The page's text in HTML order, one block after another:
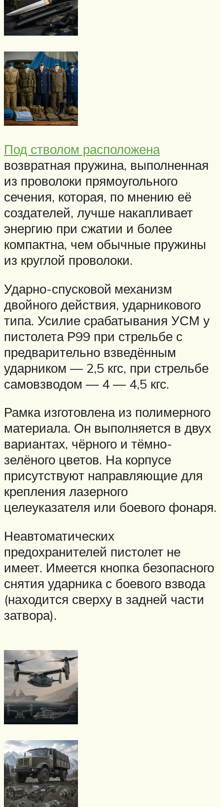
Под стволом расположена
возвратная пружина, выполненная
из проволоки прямоугольного
сечения, которая, по мнению её
создателей, лучше накапливает
энергию при сжатии и более
компактна, чем обычные пружины
из круглой проволоки.
Ударно-спусковой механизм
двойного действия, ударникового
типа. Усилие срабатывания УСМ у
пистолета Р99 при стрельбе с
предварительно взведённым
ударником — 2,5 кгс, при стрельбе
самовзводом — 4 — 4,5 кгс.
Рамка изготовлена из полимерного
материала. Он выполняется в двух
вариантах, чёрного и тёмно-
зелёного цветов. На корпусе
присутствуют направляющие для
крепления лазерного
целеуказателя или боевого фонаря.
Неавтоматических
предохранителей пистолет не
имеет. Имеется кнопка безопасного
снятия ударника с боевого взвода
(находится сверху в задней части
затвора).